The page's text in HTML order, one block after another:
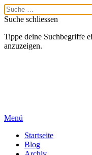
Suche schliessen
Tippe deine Suchbegriffe
anzuzeigen.
Menü
Startseite
Blog